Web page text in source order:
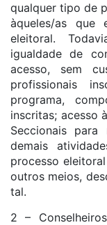
qualquer tipo de
àqueles/as que
eleitoral.
igualdade de
acesso, sem
profissionais
programa,
inscritas; acesso
Seccionais
demais
processo
outros meios,
tal.
2 –